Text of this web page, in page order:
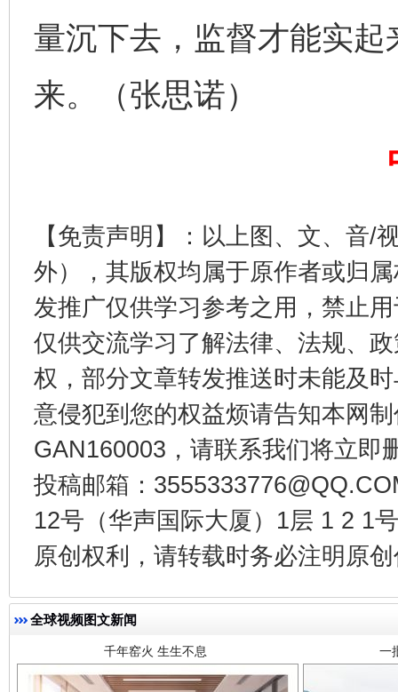
量沉下去，监督才能实
来。（张思诺）
【免责声明】：以上图、文、音/
外），其版权均属于原作者或归
发推广仅供学习参考之用，禁止
仅供交流学习了解法律、法规、
权，部分文章转发推送时未能及
意侵犯到您的权益烦请告知本网
GAN160003，请联系我们将立即
投稿邮箱：
12号（华声国际大厦）1层 1 2 1
原创权利，请转载时务必注明原
全球视频图文新闻
东山县通报“牛蛙产品抗生素超标问题” 法
千年窑火 生生不息